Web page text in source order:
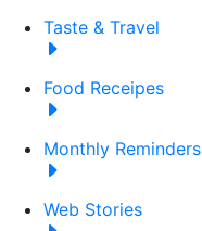
Taste & Travel
Food Receipes
Monthly Reminders
Web Stories